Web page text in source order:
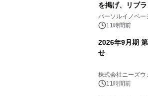
を掲げ、リブ
パーソルイノベー
11時間前
2026年9月期
せ
株式会社ニーズウ
11時間前